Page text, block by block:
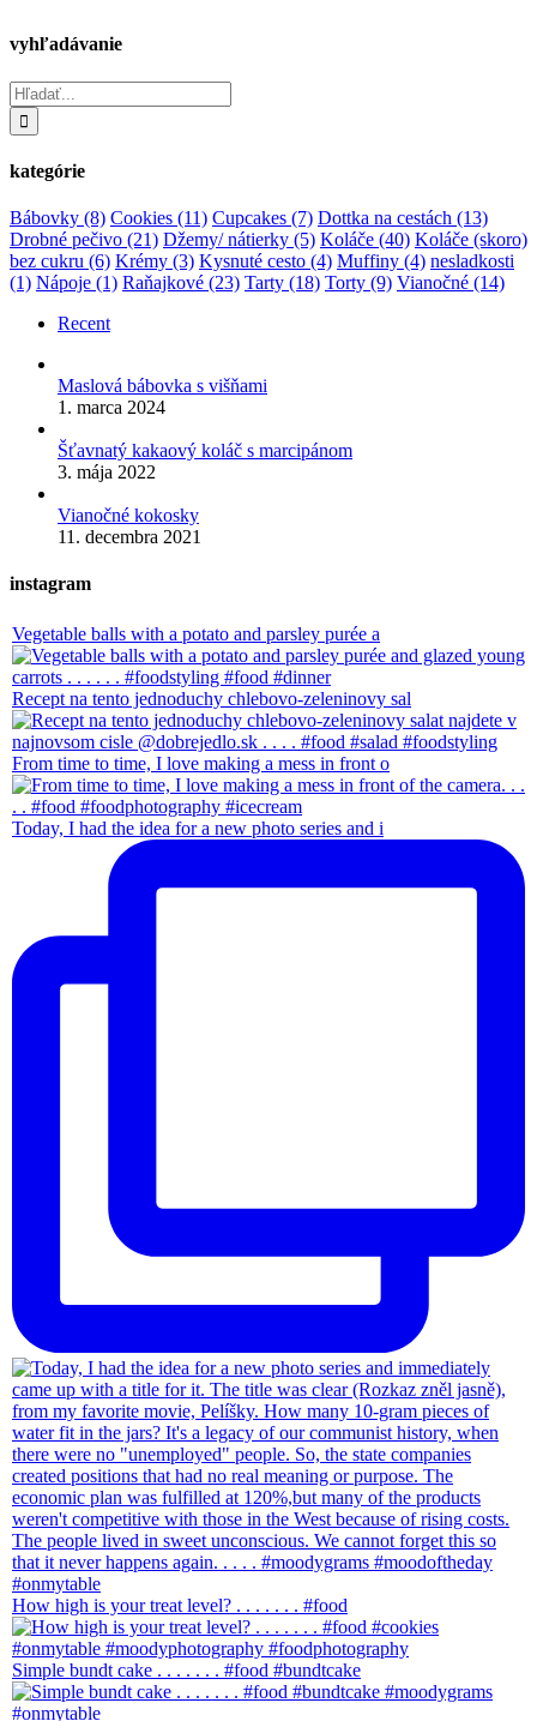
vyhľadávanie
Hľadať:
kategórie
Bábovky (8) Cookies (11) Cupcakes (7) Dottka na cestách (13)
Drobné pečivo (21) Džemy/ nátierky (5) Koláče (40) Koláče (skoro)
bez cukru (6) Krémy (3) Kysnuté cesto (4) Muffiny (4) nesladkosti
(1) Nápoje (1) Raňajkové (23) Tarty (18) Torty (9) Vianočné (14)
Recent
Maslová bábovka s višňami
1. marca 2024
Šťavnatý kakaový koláč s marcipánom
3. mája 2022
Vianočné kokosky
11. decembra 2021
instagram
Vegetable balls with a potato and parsley purée a
Recept na tento jednoduchy chlebovo-zeleninovy sal
From time to time, I love making a mess in front o
Today, I had the idea for a new photo series and i
How high is your treat level? . . . . . . . #food
Simple bundt cake . . . . . . . #food #bundtcake